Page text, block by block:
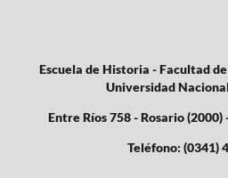
Escuela de Historia - Facultad
Universidad
Entre Ríos 758 - Rosario
Teléfono: (0341)